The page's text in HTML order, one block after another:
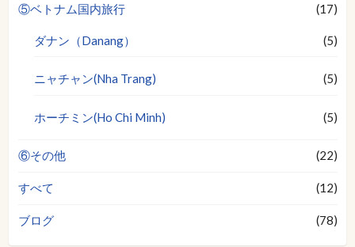
⑤ベトナム国内旅行 (17)
ダナン（Danang） (5)
ニャチャン(Nha Trang) (5)
ホーチミン(Ho Chi Minh) (5)
⑥その他 (22)
すべて (12)
ブログ (78)